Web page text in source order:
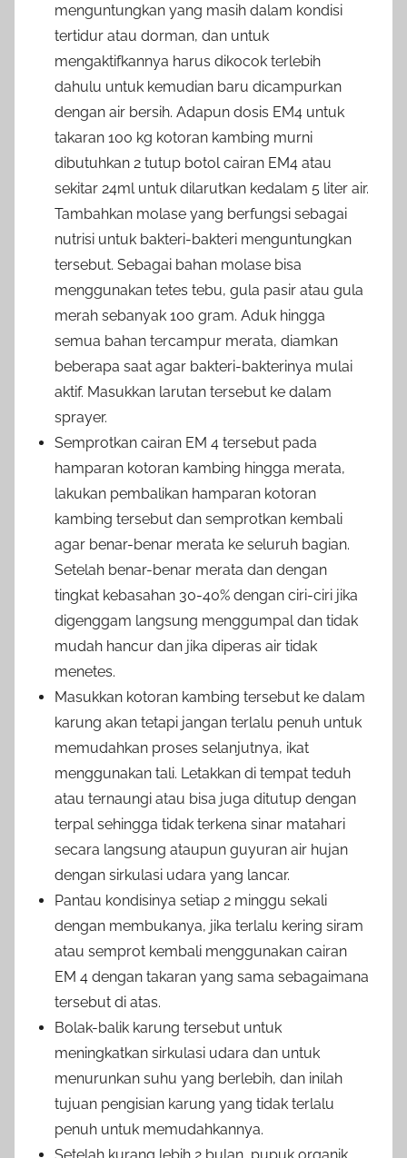
menguntungkan yang masih dalam kondisi
tertidur atau dorman, dan untuk
mengaktifkannya harus dikocok terlebih
dahulu untuk kemudian baru dicampurkan
dengan air bersih. Adapun dosis EM4 untuk
takaran 100 kg kotoran kambing murni
dibutuhkan 2 tutup botol cairan EM4 atau
sekitar 24ml untuk dilarutkan kedalam 5 liter air.
Tambahkan molase yang berfungsi sebagai
nutrisi untuk bakteri-bakteri menguntungkan
tersebut. Sebagai bahan molase bisa
menggunakan tetes tebu, gula pasir atau gula
merah sebanyak 100 gram. Aduk hingga
semua bahan tercampur merata, diamkan
beberapa saat agar bakteri-bakterinya mulai
aktif. Masukkan larutan tersebut ke dalam
sprayer.
Semprotkan cairan EM 4 tersebut pada
hamparan kotoran kambing hingga merata,
lakukan pembalikan hamparan kotoran
kambing tersebut dan semprotkan kembali
agar benar-benar merata ke seluruh bagian.
Setelah benar-benar merata dan dengan
tingkat kebasahan 30-40% dengan ciri-ciri jika
digenggam langsung menggumpal dan tidak
mudah hancur dan jika diperas air tidak
menetes.
Masukkan kotoran kambing tersebut ke dalam
karung akan tetapi jangan terlalu penuh untuk
memudahkan proses selanjutnya, ikat
menggunakan tali. Letakkan di tempat teduh
atau ternaungi atau bisa juga ditutup dengan
terpal sehingga tidak terkena sinar matahari
secara langsung ataupun guyuran air hujan
dengan sirkulasi udara yang lancar.
Pantau kondisinya setiap 2 minggu sekali
dengan membukanya, jika terlalu kering siram
atau semprot kembali menggunakan cairan
EM 4 dengan takaran yang sama sebagaimana
tersebut di atas.
Bolak-balik karung tersebut untuk
meningkatkan sirkulasi udara dan untuk
menurunkan suhu yang berlebih, dan inilah
tujuan pengisian karung yang tidak terlalu
penuh untuk memudahkannya.